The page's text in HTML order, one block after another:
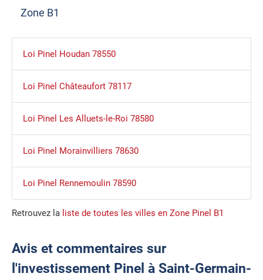
Zone B1
Loi Pinel Houdan 78550
Loi Pinel Châteaufort 78117
Loi Pinel Les Alluets-le-Roi 78580
Loi Pinel Morainvilliers 78630
Loi Pinel Rennemoulin 78590
Retrouvez la liste de toutes les villes en Zone Pinel B1
Avis et commentaires sur
l'investissement Pinel à Saint-Germain-